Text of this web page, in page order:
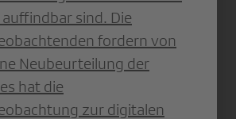
sind. Die
fordern von
Neubeurteilung der
hat die
zur digitalen